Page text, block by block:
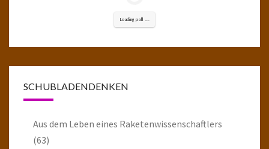
Loading poll ...
SCHUBLADENDENKEN
Aus dem Leben eines Raketenwissenschaftlers
(63)